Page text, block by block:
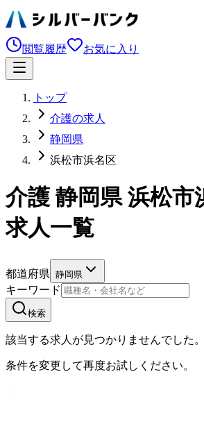
閲覧履歴 お気に入り
トップ
介護の求人
静岡県
浜松市浜名区
介護 静岡県 浜松市
求人一覧
都道府県 静岡県
キーワード
検索
該当する求人が見つかりませんでした。
条件を変更して再度お試しください。